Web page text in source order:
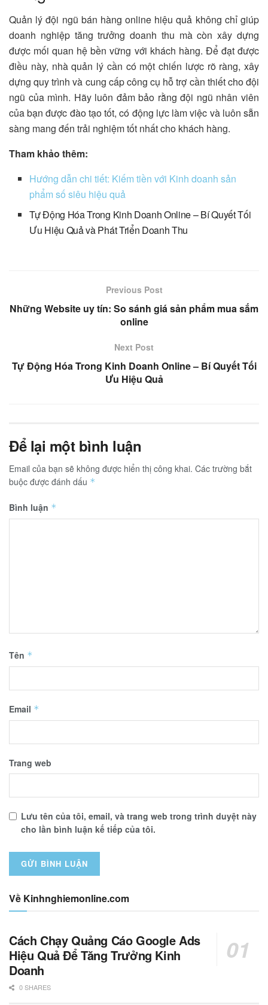
Quản lý đội ngũ bán hàng online hiệu quả không chỉ giúp
doanh nghiệp tăng trưởng doanh thu mà còn xây dựng
được mối quan hệ bền vững với khách hàng. Để đạt được
điều này, nhà quản lý cần có một chiến lược rõ ràng, xây
dựng quy trình và cung cấp công cụ hỗ trợ cần thiết cho đội
ngũ của mình. Hãy luôn đảm bảo rằng đội ngũ nhân viên
của bạn được đào tạo tốt, có động lực làm việc và luôn sẵn
sàng mang đến trải nghiệm tốt nhất cho khách hàng.
Tham khảo thêm:
Hướng dẫn chi tiết: Kiếm tiền với Kinh doanh sản
phẩm số siêu hiệu quả
Tự Động Hóa Trong Kinh Doanh Online – Bí Quyết Tối
Ưu Hiệu Quả và Phát Triển Doanh Thu
Previous Post
Những Website uy tín: So sánh giá sản phẩm mua sắm
online
Next Post
Tự Động Hóa Trong Kinh Doanh Online – Bí Quyết Tối
Ưu Hiệu Quả
Để lại một bình luận
Email của bạn sẽ không được hiển thị công khai. Các trường bắt
buộc được đánh dấu *
Bình luận *
Tên *
Email *
Trang web
Lưu tên của tôi, email, và trang web trong trình duyệt này
cho lần bình luận kế tiếp của tôi.
Về Kinhnghiemonline.com
Cách Chạy Quảng Cáo Google Ads
Hiệu Quả Để Tăng Trưởng Kinh
Doanh
0 SHARES